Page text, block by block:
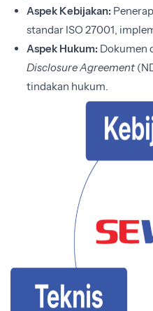
Aspek Kebijakan:
standar ISO 27001,
Aspek Hukum: Dokumen
Disclosure Agreement
tindakan hukum.